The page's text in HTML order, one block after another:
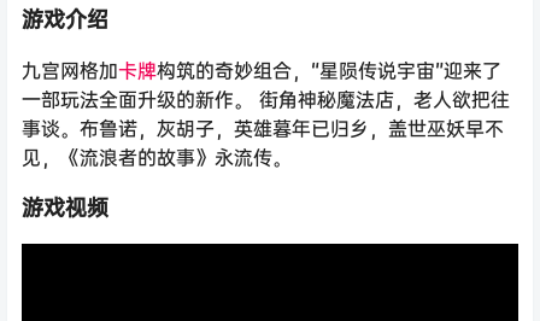
游戏介绍
九宫网格加卡牌构筑的奇妙组合，“星陨传说宇宙”迎来了
一部玩法全面升级的新作。 街角神秘魔法店，老人欲把往
事谈。布鲁诺，灰胡子，英雄暮年已归乡，盖世巫妖早不
见，《流浪者的故事》永流传。
游戏视频